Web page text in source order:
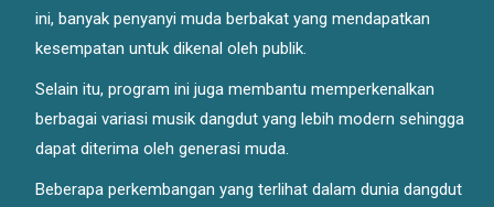
ini, banyak penyanyi muda berbakat yang mendapatkan
kesempatan untuk dikenal oleh publik.
Selain itu, program ini juga membantu memperkenalkan
berbagai variasi musik dangdut yang lebih modern sehingga
dapat diterima oleh generasi muda.
Beberapa perkembangan yang terlihat dalam dunia dangdut